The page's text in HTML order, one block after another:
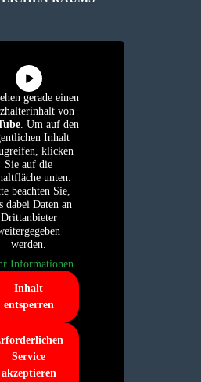
gerade einen
von
. Um auf den
Inhalt
klicken
Sie auf die
unten.
beachten Sie,
dabei Daten an
Drittanbieter
werden.
Informationen
Inhalt
entsperren
Service
akzeptieren